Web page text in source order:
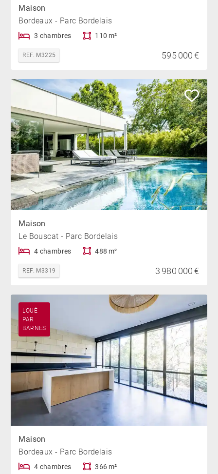
Maison
Bordeaux - Parc Bordelais
3 chambres 110 m²
REF. M3225 595 000 €
Maison
Le Bouscat - Parc Bordelais
4 chambres 488 m²
REF. M3319 3 980 000 €
LOUÉ
PAR
BARNES
Maison
Bordeaux - Parc Bordelais
4 chambres 366 m²